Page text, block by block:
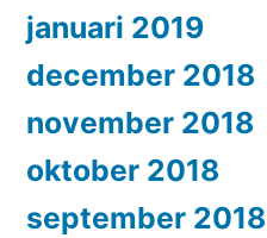
januari 2019
december 2018
november 2018
oktober 2018
september 2018